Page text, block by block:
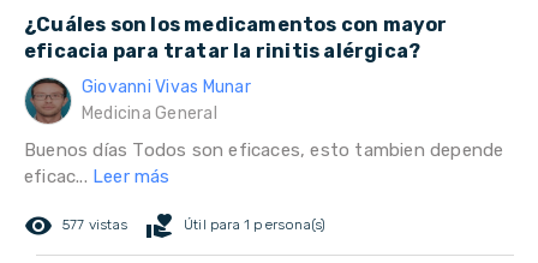
¿Cuáles son los medicamentos con mayor
eficacia para tratar la rinitis alérgica?
Giovanni Vivas Munar
Medicina General
Buenos días Todos son eficaces, esto tambien depende
eficac... Leer más
remove_red_eye 577 vistas volunteer_activism Útil para 1 persona(s)